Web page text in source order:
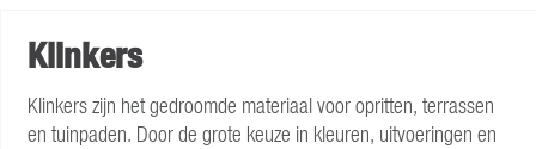
Klinkers
Klinkers zijn het gedroomde materiaal voor opritten, terrassen
en tuinpaden. Door de grote keuze in kleuren, uitvoeringen en